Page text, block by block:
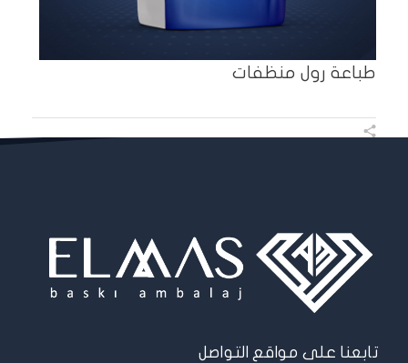
طباعة رول منظفات
تابعنا على مواقع التواصل